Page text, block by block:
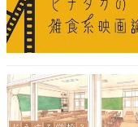
日立 掃除機 紙パ
簡単ごみ捨て PKV-